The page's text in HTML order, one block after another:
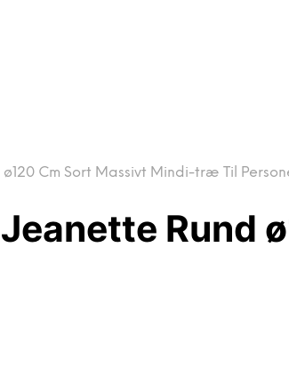
Cm Sort Massivt Mindi-træ Til
Rund